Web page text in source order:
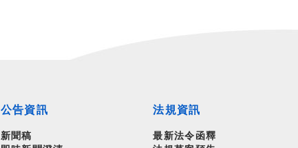
公告資訊
新聞稿
法規資訊
最新法令函釋